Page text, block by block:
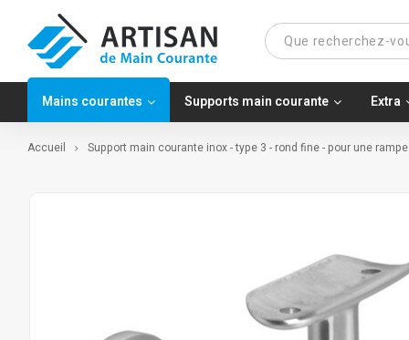
Mains courantes Supports main courante Extra
Accueil Support main courante inox - type 3 - rond fine - pour une